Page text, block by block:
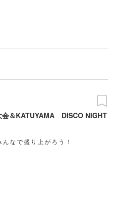
会＆KATUYAMA DISCO NIGHT
んなで盛り上がろう！